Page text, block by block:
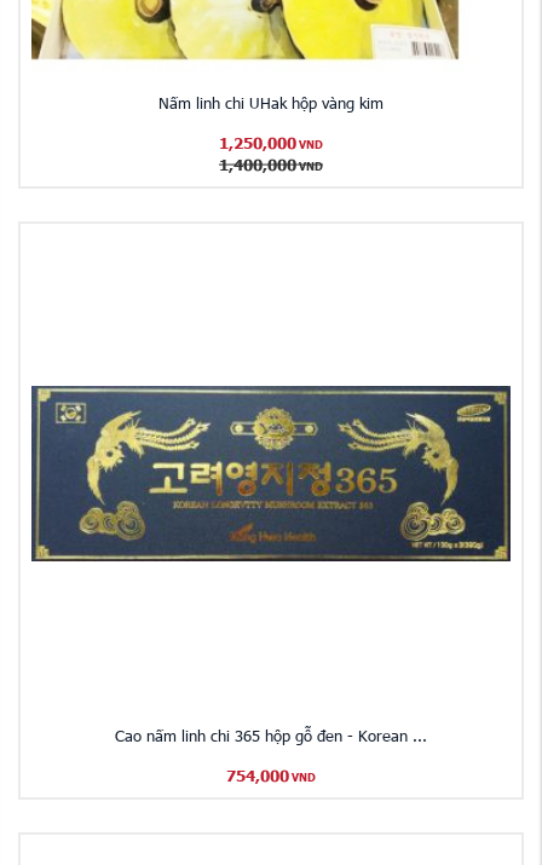
Nấm linh chi UHak hộp vàng kim
1,250,000 VND
1,400,000 VND
Cao nấm linh chi 365 hộp gỗ đen - Korean ...
754,000 VND